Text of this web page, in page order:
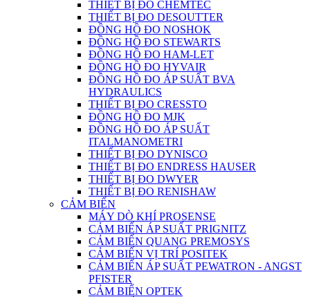
THIẾT BỊ ĐO CHEMTEC
THIẾT BỊ ĐO DESOUTTER
ĐỒNG HỒ ĐO NOSHOK
ĐỒNG HỒ ĐO STEWARTS
ĐỒNG HỒ ĐO HAM-LET
ĐỒNG HỒ ĐO HYVAIR
ĐỒNG HỒ ĐO ÁP SUẤT BVA
HYDRAULICS
THIẾT BỊ ĐO CRESSTO
ĐỒNG HỒ ĐO MJK
ĐỒNG HỒ ĐO ÁP SUẤT
ITALMANOMETRI
THIẾT BỊ ĐO DYNISCO
THIẾT BỊ ĐO ENDRESS HAUSER
THIẾT BỊ ĐO DWYER
THIẾT BỊ ĐO RENISHAW
CẢM BIẾN
MÁY DÒ KHÍ PROSENSE
CẢM BIẾN ÁP SUẤT PRIGNITZ
CẢM BIẾN QUANG PREMOSYS
CẢM BIẾN VỊ TRÍ POSITEK
CẢM BIẾN ÁP SUẤT PEWATRON - ANGST
PFISTER
CẢM BIẾN OPTEK